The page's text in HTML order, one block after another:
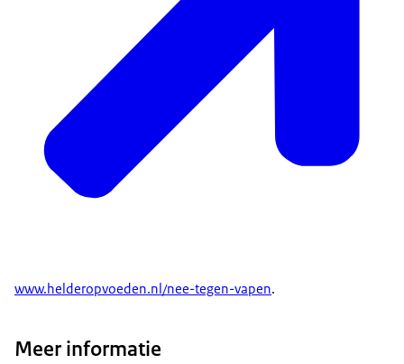
www.helderopvoeden.nl/nee-tegen-vapen.
Meer informatie